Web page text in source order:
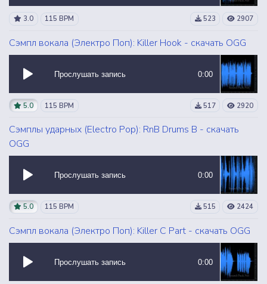
3.0 115 BPM 523 2907
Сэмпл вокала (Электро Поп): Killer Hook - скачать OGG
Прослушать запись 0:00
5.0 115 BPM 517 2920
Сэмплы ударных (Electro Pop): RnB Drums B - скачать
OGG
Прослушать запись 0:00
5.0 115 BPM 515 2424
Сэмпл вокала (Электро Поп): Killer C Part - скачать OGG
Прослушать запись 0:00